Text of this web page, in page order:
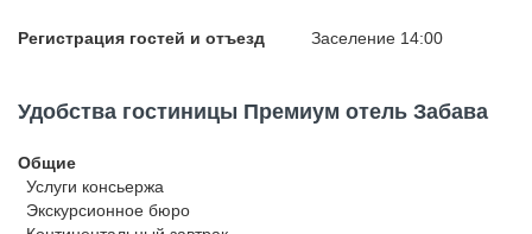
Регистрация гостей и отъезд Заселение 14:00
Удобства гостиницы Премиум отель Забава
Общие
Услуги консьержа
Экскурсионное бюро